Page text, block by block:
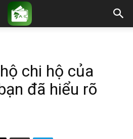
chi hộ của
đã hiểu rõ